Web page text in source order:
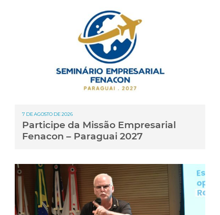
7 DE AGOSTO DE 2026
Participe da Missão Empresarial
Fenacon – Paraguai 2027